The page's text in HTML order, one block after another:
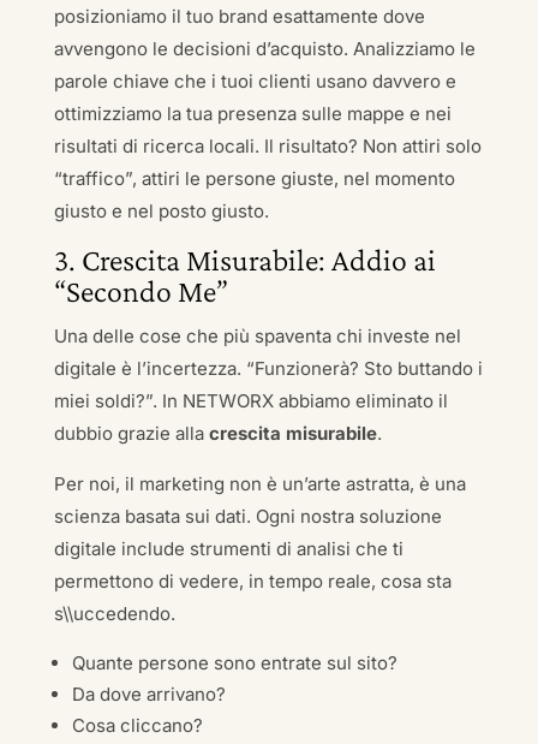
posizioniamo il tuo brand esattamente dove
avvengono le decisioni d’acquisto. Analizziamo le
parole chiave che i tuoi clienti usano davvero e
ottimizziamo la tua presenza sulle mappe e nei
risultati di ricerca locali. Il risultato? Non attiri solo
“traffico”, attiri le persone giuste, nel momento
giusto e nel posto giusto.
3. Crescita Misurabile: Addio ai
“Secondo Me”
Una delle cose che più spaventa chi investe nel
digitale è l’incertezza. “Funzionerà? Sto buttando i
miei soldi?”. In NETWORX abbiamo eliminato il
dubbio grazie alla crescita misurabile.
Per noi, il marketing non è un’arte astratta, è una
scienza basata sui dati. Ogni nostra soluzione
digitale include strumenti di analisi che ti
permettono di vedere, in tempo reale, cosa sta
s\\uccedendo.
Quante persone sono entrate sul sito?
Da dove arrivano?
Cosa cliccano?